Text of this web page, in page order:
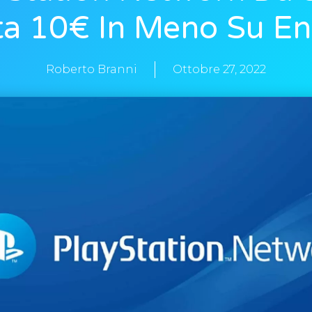
10€ In Meno Su
Roberto Branni Ottobre 27, 2022